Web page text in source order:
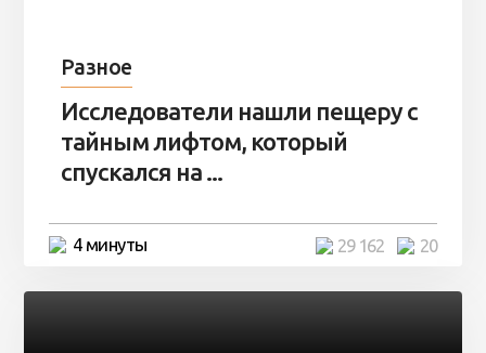
Разное
Исследователи нашли пещеру с
тайным лифтом, который
спускался на ...
4 минуты 20
29 162